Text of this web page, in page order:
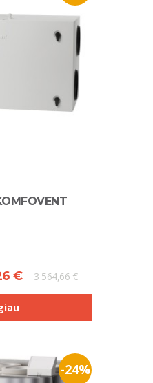
€ 3 564,66 €
-24%